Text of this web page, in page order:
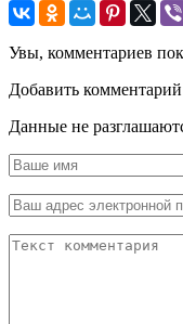
Увы, комментариев
Добавить комментарий
Данные не